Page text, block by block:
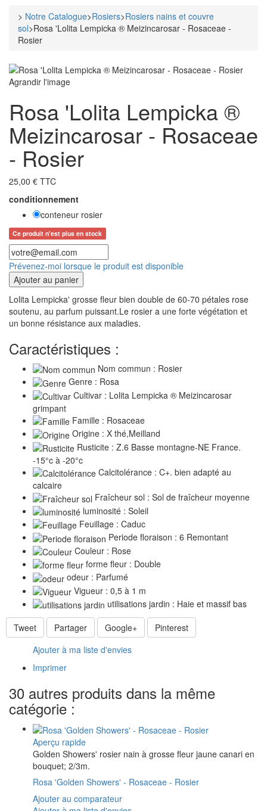
> Notre Catalogue>Rosiers>Rosiers nains et couvre
sol>Rosa 'Lolita Lempicka ® Meizincarosar - Rosaceae -
Rosier
Agrandir l'image
Rosa 'Lolita Lempicka ®
Meizincarosar - Rosaceae
- Rosier
25,00 € TTC
conditionnement
conteneur rosier
Ce produit n'est plus en stock
Prévenez-moi lorsque le produit est disponible
Ajouter au panier
Lolita Lempicka' grosse fleur bien double de 60-70 pétales rose
soutenu, au parfum puissant.Le rosier a une forte végétation et
un bonne résistance aux maladies.
Caractéristiques :
Nom commun : Rosier
Genre : Rosa
Cultivar : Lolita Lempicka ® Meizincarosar
grimpant
Famille : Rosaceae
Origine : X thé,Meilland
Rusticite : Z.6 Basse montagne-NE France.
-15°c à -20°c
Calcitolérance : C+. bien adapté au
calcaire
Fraîcheur sol : Sol de fraîcheur moyenne
luminosité : Soleil
Feuillage : Caduc
Periode floraison : 6 Remontant
Couleur : Rose
forme fleur : Double
odeur : Parfumé
Vigueur : 0,5 à 1 m
utilisations jardin : Haie et massif bas
Tweet Partager Google+
Pinterest
Ajouter à ma liste d'envies
Imprimer
30 autres produits dans la même
catégorie :
Aperçu rapide
Golden Showers' rosier nain à grosse fleur jaune canari en
bouquet; 2/3m.
Rosa 'Golden Showers' - Rosaceae - Rosier
Ajouter au comparateur